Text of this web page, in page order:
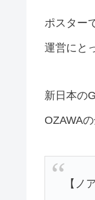
ポスター
運営にと
新日本の
OZAWA
【ノ